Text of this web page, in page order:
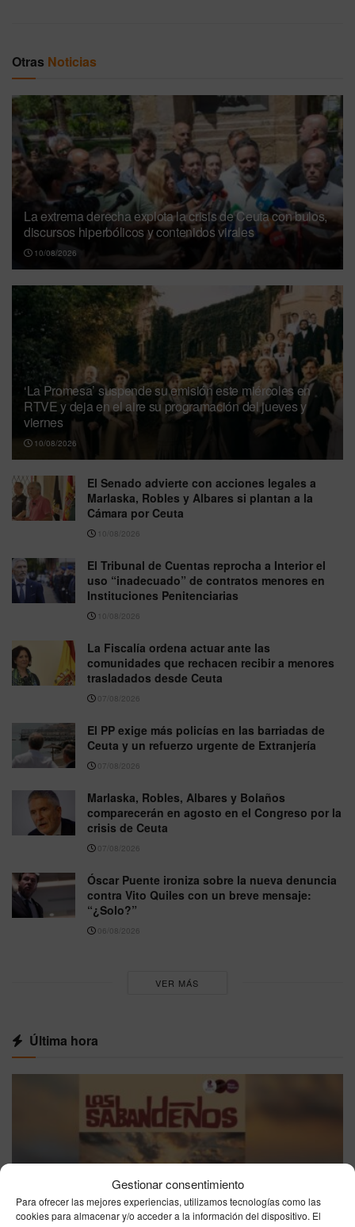
Gestionar consentimiento
Para ofrecer las mejores experiencias, utilizamos tecnologías como las
cookies para almacenar y/o acceder a la información del dispositivo. El
Otras Noticias
La extrema derecha explota la crisis de Ceuta con bulos,
discursos hiperbólicos y contenidos virales
10/08/2026
‘La Promesa’ suspende su emisión este miércoles en
RTVE y deja en el aire su programación del jueves y
viernes
10/08/2026
El Senado advierte con acciones legales a
Marlaska, Robles y Albares si plantan a la
Cámara por Ceuta
10/08/2026
El Tribunal de Cuentas reprocha a Interior el
uso “inadecuado” de contratos menores en
Instituciones Penitenciarias
10/08/2026
La Fiscalía ordena actuar ante las
comunidades que rechacen recibir a menores
trasladados desde Ceuta
07/08/2026
El PP exige más policías en las barriadas de
Ceuta y un refuerzo urgente de Extranjería
07/08/2026
Marlaska, Robles, Albares y Bolaños
comparecerán en agosto en el Congreso por la
crisis de Ceuta
07/08/2026
Óscar Puente ironiza sobre la nueva denuncia
contra Vito Quiles con un breve mensaje:
“¿Solo?”
06/08/2026
VER MÁS
Última hora